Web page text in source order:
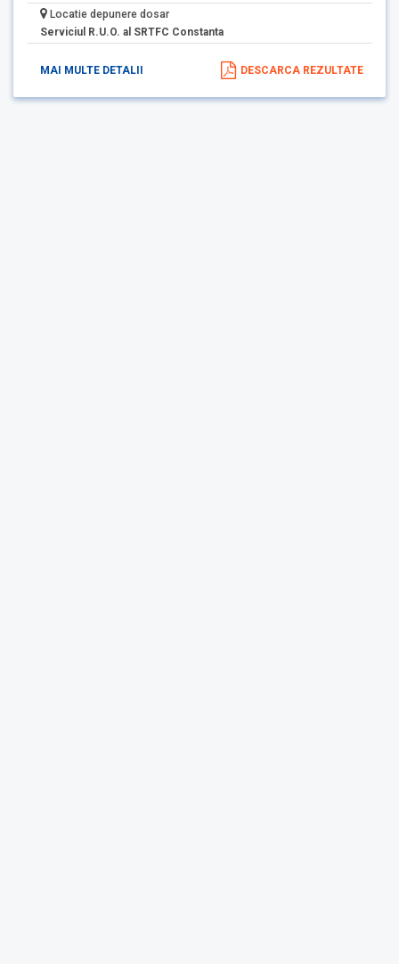
Locatie depunere dosar
Serviciul R.U.O. al SRTFC Constanta
MAI MULTE DETALII DESCARCA REZULTATE